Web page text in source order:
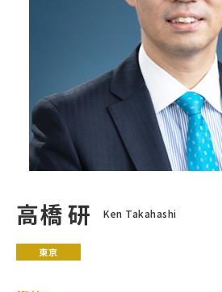
高橋 研 Ken Takahashi
東京